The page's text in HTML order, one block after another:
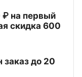
₽ на первый
скидка 600
заказ до 20